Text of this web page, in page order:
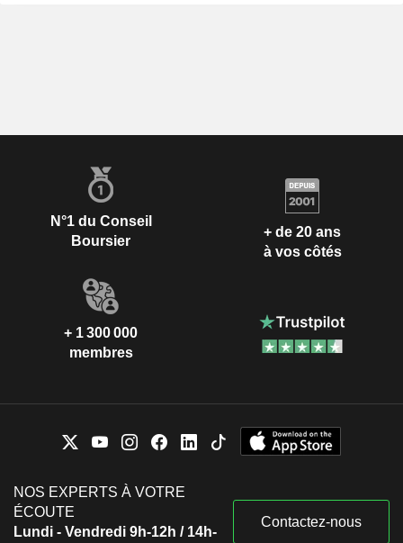
N°1 du Conseil
Boursier
+ de 20 ans
à vos côtés
+ 1 300 000
membres
NOS EXPERTS À VOTRE
ÉCOUTE
Lundi - Vendredi 9h-12h / 14h-
Contactez-nous